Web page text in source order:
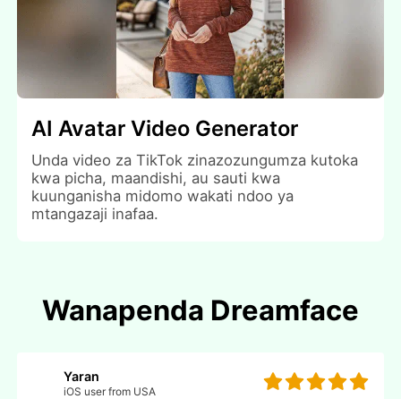
AI Avatar Video Generator
Unda video za TikTok zinazozungumza kutoka
kwa picha, maandishi, au sauti kwa
kuunganisha midomo wakati ndoo ya
mtangazaji inafaa.
Wanapenda Dreamface
Yaran
iOS user from USA